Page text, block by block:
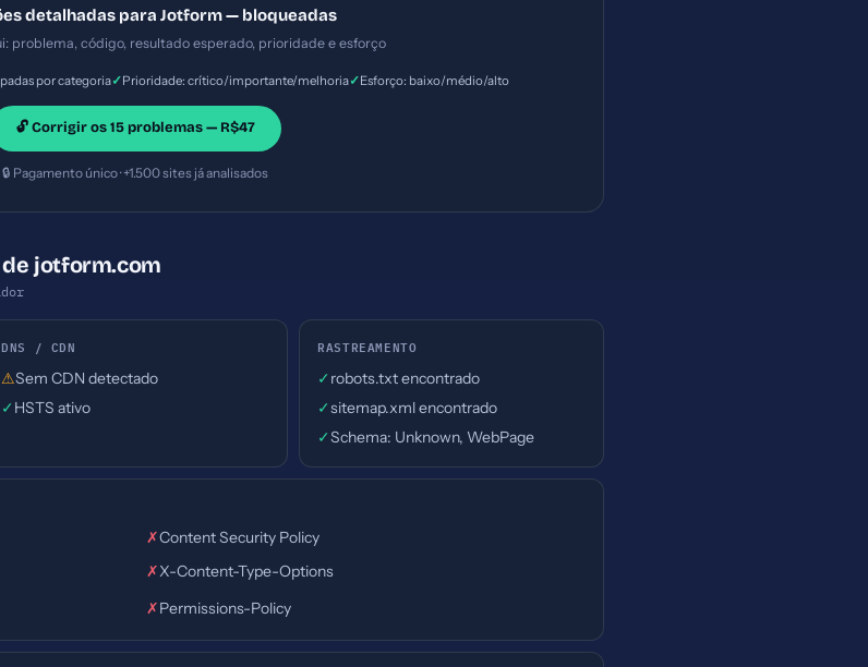
detalhadas para Jotform — bloqueadas
problema, código, resultado esperado, prioridade e esforço
por categoria✓Prioridade: crítico/importante/melhoria✓Esforço: baixo/médio/alto
🔓 Corrigir os 15 problemas — R$47
🔒 Pagamento único · +1.500 sites já analisados
jotform.com
DNS / CDN
⚠Sem CDN detectado
✓ HSTS ativo
RASTREAMENTO
✓ robots.txt encontrado
✓sitemap.xml encontrado
✓Schema: Unknown, WebPage
✗Content Security Policy
✗X-Content-Type-Options
✗Permissions-Policy